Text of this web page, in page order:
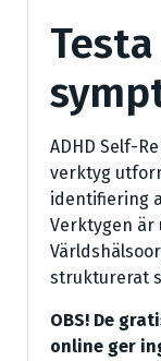
ADHD Self-
verktyg
identifiering
Verktygen är
strukturerat
OBS! De
online ger